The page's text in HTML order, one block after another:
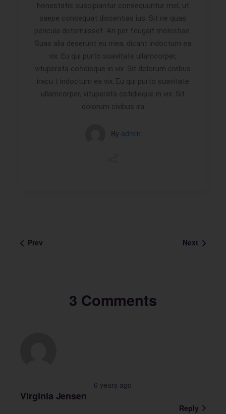
honestatis suscipiantur consequuntur mel, ut
saepe consequat dissentias ius. Sit ne quas
pericula deterruisset. An per feugait molestiae.
Suas alia deserunt eu mea, dicant indoctum ea
vix. Eu qui purto suavitate ullamcorper,
vituperata cotidieque in vix. Sit dolorum civibus
iracu t indoctum ea vix. Eu qui purto suavitate
ullamcorper, vituperata cotidieque in vix. Sit
dolorum civibus ira
By admin
Prev Next
3 Comments
6 years ago
Virginia Jensen
Reply